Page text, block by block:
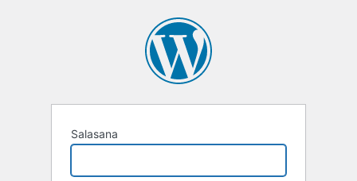
Salasana